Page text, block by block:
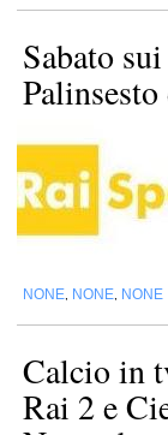
Sabato
NONE NONE NONE
Calcio in
Rai 2 e